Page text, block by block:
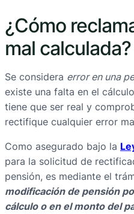
¿Cómo
mal calculada?
Se considera error en una
existe una falta en el
tiene que ser real y
rectifique cualquier error
Como asegurado bajo la
para la solicitud de
pensión, es mediante el
modificación de pensión
cálculo o en el monto del